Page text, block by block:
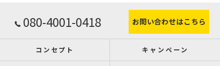
080-4001-0418 お問い合わせはこちら
コンセプト キャンペーン